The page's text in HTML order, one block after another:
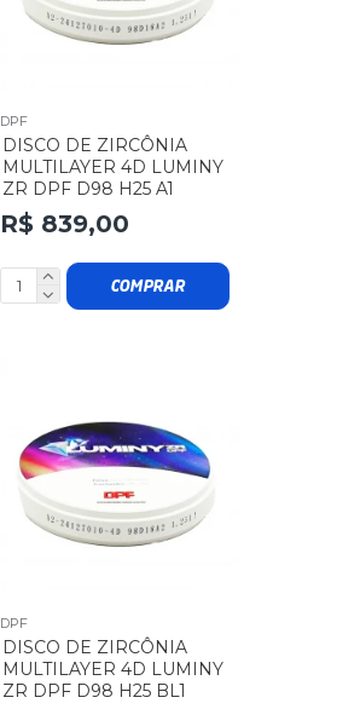
DPF
DISCO DE ZIRCÔNIA
MULTILAYER 4D LUMINY
ZR DPF D98 H25 A1
R$ 839,00
COMPRAR
DPF
DISCO DE ZIRCÔNIA
MULTILAYER 4D LUMINY
ZR DPF D98 H25 BL1